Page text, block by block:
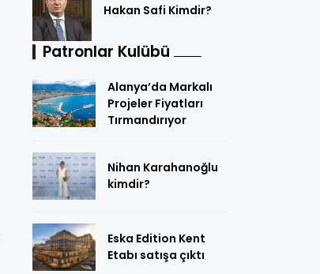
Hakan Safi Kimdir?
Patronlar Kulübü
Alanya’da Markalı
Projeler Fiyatları
Tırmandırıyor
Nihan Karahanoğlu
kimdir?
Eska Edition Kent
Etabı satışa çıktı